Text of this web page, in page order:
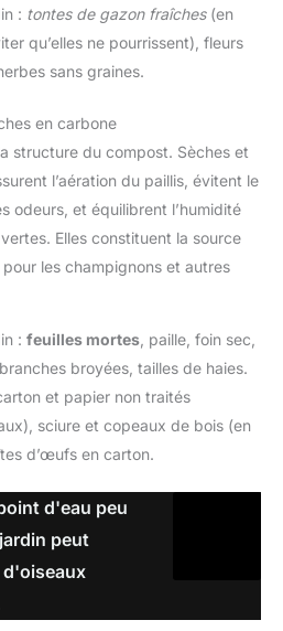
: tontes de gazon fraîches(en
qu’elles ne pourrissent), fleurs
sans graines.
en carbone
structure du compost. Sèches et
l’aération du paillis, évitent le
odeurs, et équilibrent l’humidité
Elles constituent la source
les champignons et autres
: feuilles mortes , paille, foin sec,
broyées, tailles de haies.
et papier non traités
sciure et copeaux de bois (en
d’œufs en carton.
d'eau peu
peut
d'oiseaux